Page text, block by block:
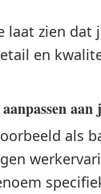
laat zien dat
en
als